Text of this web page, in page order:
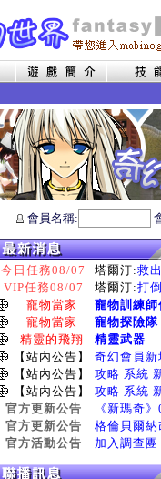
會員名稱:
今日任務08/07 塔爾汀:救
VIP任務08/07
塔爾汀:打
寵物當家
寵物訓練師
寵物當家
寵物探險隊
精靈的飛翔
精靈武器
【站內公告】
奇幻會員新
【站內公告】
攻略 系統
【站內公告】
攻略 系統
官方更新公告
《新瑪奇
官方更新公告
格倫貝爾
官方活動公告
加入調查